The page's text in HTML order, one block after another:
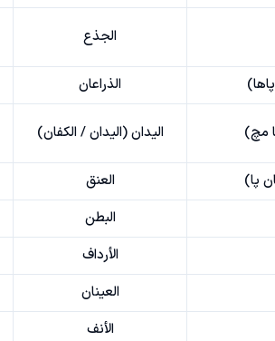
الجذع
الذراعان
مچ) الیدان (الیدان / الکفان)
پا) العنق
البطن
الأرداف
العینان
الأنف